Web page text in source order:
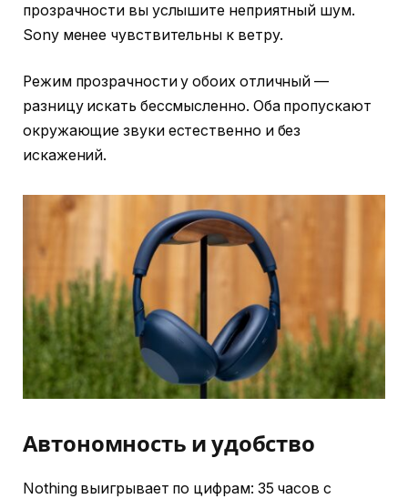
прозрачности вы услышите неприятный шум.
Sony менее чувствительны к ветру.
Режим прозрачности у обоих отличный —
разницу искать бессмысленно. Оба пропускают
окружающие звуки естественно и без
искажений.
Автономность и удобство
Nothing выигрывает по цифрам: 35 часов с